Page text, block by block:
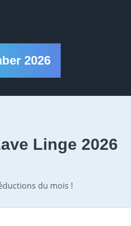
2026
Linge 2026
du mois !